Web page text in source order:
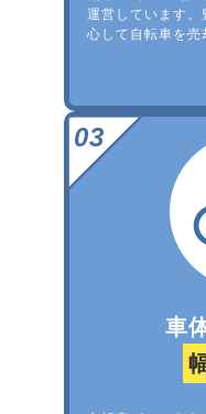
運営しています
心して自転車を売
車